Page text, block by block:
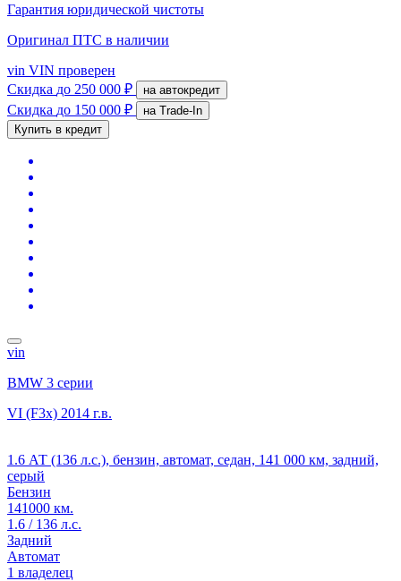
Гарантия юридической чистоты
Оригинал ПТС в наличии
vin VIN проверен
Скидка до 250 000 ₽ на автокредит
Скидка до 150 000 ₽
на Trade-In
Купить в кредит
vin
BMW 3 серии
VI (F3x) 2014 г.в.
1.6 АТ (136 л.с.), бензин, автомат, седан, 141 000 км, задний,
серый
Бензин
141000 км.
1.6 / 136 л.с.
Задний
Автомат
1 владелец